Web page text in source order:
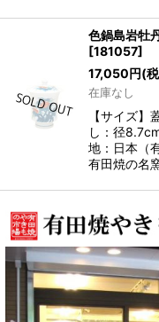
色鍋島岩牡
[181057]
17,050円(
在庫なし
【サイズ
し：径
地：日本（
有田焼の名